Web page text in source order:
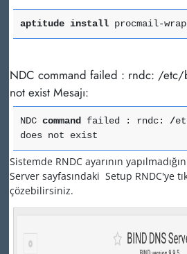
aptitude install procmail-
NDC command failed : rndc: /
not exist Mesajı:
NDC command failed : rndc: /
does not exist
Sistemde RNDC ayarının
Server sayfasındaki Setup RNDC'ye
çözebilirsiniz.